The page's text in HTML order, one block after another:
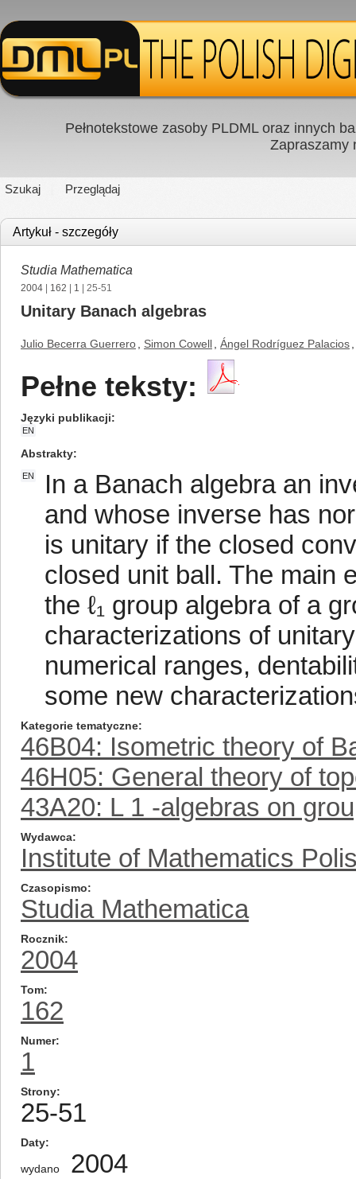
Pełnotekstowe zasoby PLDML oraz innych
Zapraszamy
Szukaj Przeglądaj
Artykuł - szczegóły
Studia Mathematica
2004 162 1 | 25-51
Unitary Banach algebras
Julio Becerra Guerrero Simon Cowell Ángel Rodríguez Palacios
Pełne teksty:
Języki publikacji
EN
Abstrakty
EN
In a Banach algebra an
and whose inverse has
is unitary if the closed
closed unit ball. The main
the ℓ₁ group algebra of a
characterizations of
numerical ranges,
some new
Kategorie tematyczne
46B04: Isometric theory of
46H05: General theory of
43A20: L 1 -algebras on
Wydawca
Institute of Mathematics
Czasopismo
Studia Mathematica
Rocznik
2004
Tom
162
Numer
1
Strony
25-51
Daty
wydano 2004